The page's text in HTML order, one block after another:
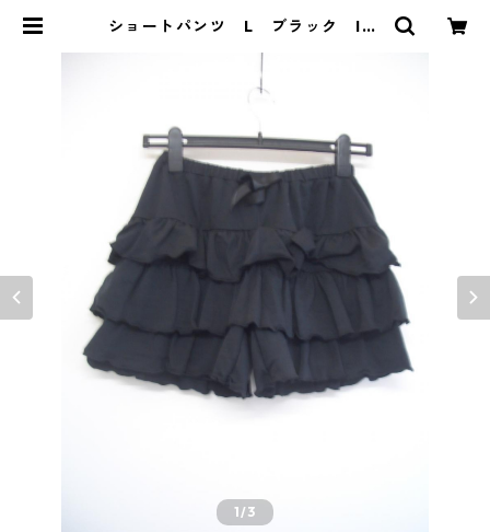
ショートパンツ L ブラック IY-
1/3